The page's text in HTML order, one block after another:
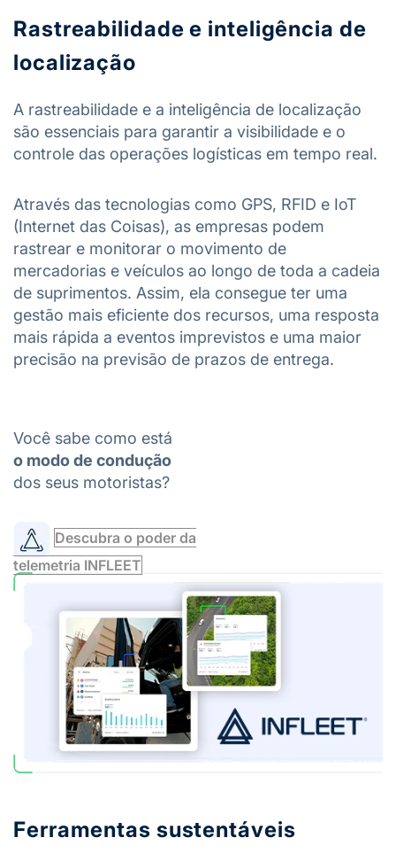
Rastreabilidade e inteligência de
localização
A rastreabilidade e a inteligência de localização
são essenciais para garantir a visibilidade e o
controle das operações logísticas em tempo real.
Através das tecnologias como GPS, RFID e IoT
(Internet das Coisas), as empresas podem
rastrear e monitorar o movimento de
mercadorias e veículos ao longo de toda a cadeia
de suprimentos. Assim, ela consegue ter uma
gestão mais eficiente dos recursos, uma resposta
mais rápida a eventos imprevistos e uma maior
precisão na previsão de prazos de entrega.
Você sabe como está
o modo de condução
dos seus motoristas?
Descubra o poder da
telemetria INFLEET
Ferramentas sustentáveis